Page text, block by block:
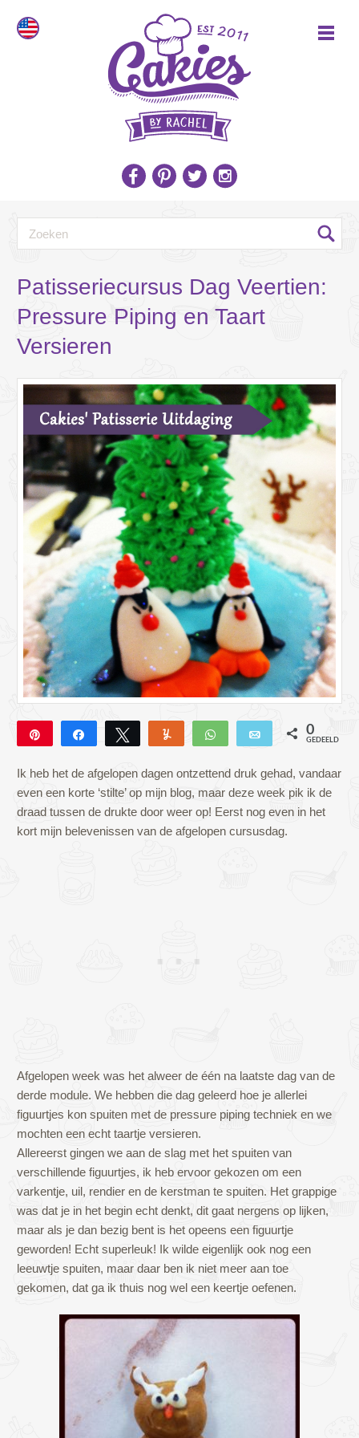
Patisseriecursus Dag Veertien:
Pressure Piping en Taart
Versieren
Deel Tweet Yum WhatsApp E-mail 0
GEDEELD
Ik heb het de afgelopen dagen ontzettend druk gehad, vandaar
even een korte ‘stilte’ op mijn blog, maar deze week pik ik de
draad tussen de drukte door weer op! Eerst nog even in het
kort mijn belevenissen van de afgelopen cursusdag.
Afgelopen week was het alweer de één na laatste dag van de
derde module. We hebben die dag geleerd hoe je allerlei
figuurtjes kon spuiten met de pressure piping techniek en we
mochten een echt taartje versieren.
Allereerst gingen we aan de slag met het spuiten van
verschillende figuurtjes, ik heb ervoor gekozen om een
varkentje, uil, rendier en de kerstman te spuiten. Het grappige
was dat je in het begin echt denkt, dit gaat nergens op lijken,
maar als je dan bezig bent is het opeens een figuurtje
geworden! Echt superleuk! Ik wilde eigenlijk ook nog een
leeuwtje spuiten, maar daar ben ik niet meer aan toe
gekomen, dat ga ik thuis nog wel een keertje oefenen.